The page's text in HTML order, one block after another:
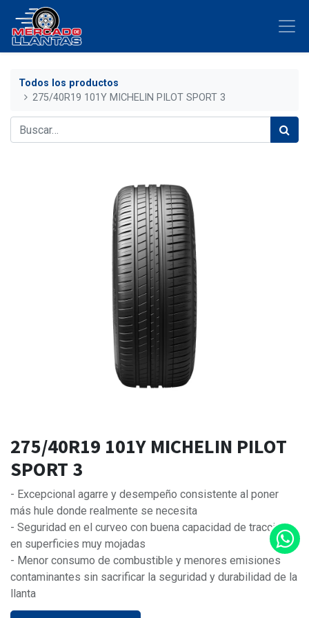
Todos los productos
275/40R19 101Y MICHELIN PILOT SPORT 3
275/40R19 101Y MICHELIN PILOT
SPORT 3
- Excepcional agarre y desempeño consistente al poner
más hule donde realmente se necesita
- Seguridad en el curveo con buena capacidad de tracción
en superficies muy mojadas
- Menor consumo de combustible y menores emisiones
contaminantes sin sacrificar la seguridad y durabilidad de la
llanta